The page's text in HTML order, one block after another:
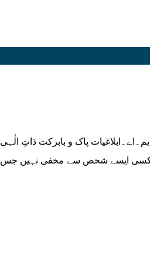
پاک و بابرکت ذاتِ الٰہی
کسی ایسے شخص سے مخفی نہیں جس